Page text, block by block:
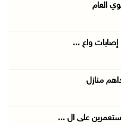
العام
إصابات واع ...
منازل
على ال ...